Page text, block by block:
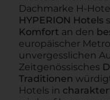
Dachmarke H-
HYPERION Hotels
Komfort an den
europäischer
unvergesslichen
Zeitgenössisches
Traditionen
Hotels in